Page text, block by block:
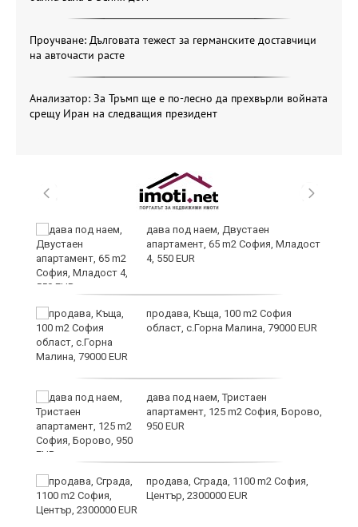
Проучване: Дълговата тежест за германските доставчици
на авточасти расте
Анализатор: За Тръмп ще е по-лесно да прехвърли войната
срещу Иран на следващия президент
дава под наем, Двустаен
апартамент, 65 m2 София, Младост
4, 550 EUR
продава, Къща, 100 m2 София
област, с.Горна Малина, 79000 EUR
дава под наем, Тристаен
апартамент, 125 m2 София, Борово,
950 EUR
продава, Сграда, 1100 m2 София,
Център, 2300000 EUR